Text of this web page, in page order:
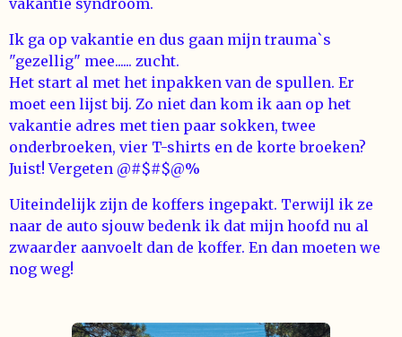
Ik ga op vakantie en dus gaan mijn trauma`s
"gezellig" mee...... zucht.
Het start al met het inpakken van de spullen. Er
moet een lijst bij. Zo niet dan kom ik aan op het
vakantie adres met tien paar sokken, twee
onderbroeken, vier T-shirts en de korte broeken?
Juist! Vergeten @#$#$@%
Uiteindelijk zijn de koffers ingepakt. Terwijl ik ze
naar de auto sjouw bedenk ik dat mijn hoofd nu al
zwaarder aanvoelt dan de koffer. En dan moeten we
nog weg!